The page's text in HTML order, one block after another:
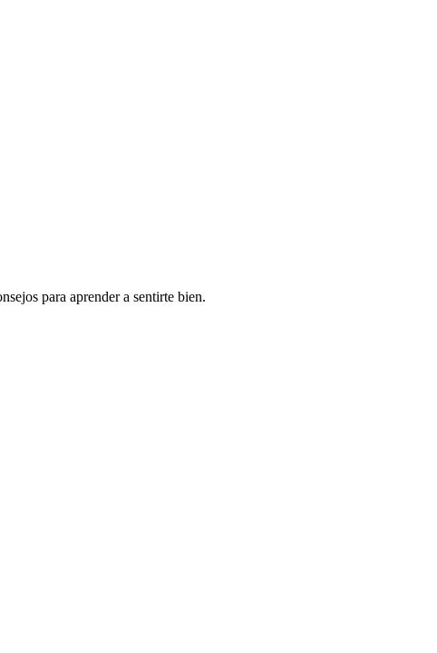
para aprender a sentirte bien.